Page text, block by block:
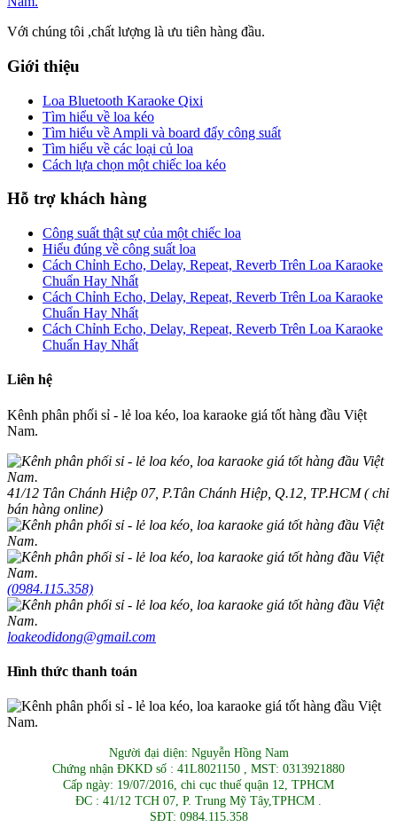
Với chúng tôi ,chất lượng là ưu tiên hàng đầu.
Giới thiệu
Loa Bluetooth Karaoke Qixi
Tìm hiểu về loa kéo
Tìm hiểu về Ampli và board đẩy công suất
Tìm hiểu về các loại củ loa
Cách lựa chọn một chiếc loa kéo
Hỗ trợ khách hàng
Công suất thật sự của một chiếc loa
Hiểu đúng về công suất loa
Cách Chỉnh Echo, Delay, Repeat, Reverb Trên Loa Karaoke
Chuẩn Hay Nhất
Cách Chỉnh Echo, Delay, Repeat, Reverb Trên Loa Karaoke
Chuẩn Hay Nhất
Cách Chỉnh Echo, Delay, Repeat, Reverb Trên Loa Karaoke
Chuẩn Hay Nhất
Liên hệ
Kênh phân phối sỉ - lẻ loa kéo, loa karaoke giá tốt hàng đầu Việt
Nam.
41/12 Tân Chánh Hiệp 07, P.Tân Chánh Hiệp, Q.12, TP.HCM ( chỉ
bán hàng online)
(0984.115.358)
loakeodidong@gmail.com
Hình thức thanh toán
Người đại diện: Nguyễn Hồng Nam
Chứng nhận ĐKKD số : 41L8021150 , MST: 0313921880
Cấp ngày: 19/07/2016, chi cục thuế quận 12, TPHCM
ĐC : 41/12 TCH 07, P. Trung Mỹ Tây,TPHCM .
SĐT: 0984.115.358